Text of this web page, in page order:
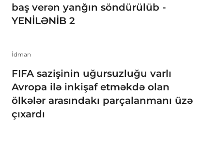
baş verən yanğın söndürülüb -
YENİLƏNİB 2
İdman
FIFA sazişinin uğursuzluğu varlı
Avropa ilə inkişaf etməkdə olan
ölkələr arasındakı parçalanmanı üzə
çıxardı